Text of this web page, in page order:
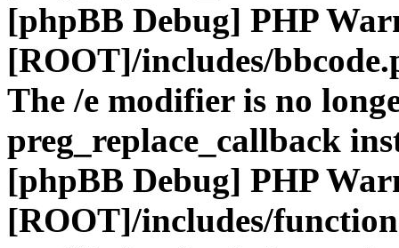
[phpBB Debug] PHP
[ROOT]/includes/
The /e modifier is no
preg_replace_callback
[phpBB Debug] PHP
[ROOT]/includes/